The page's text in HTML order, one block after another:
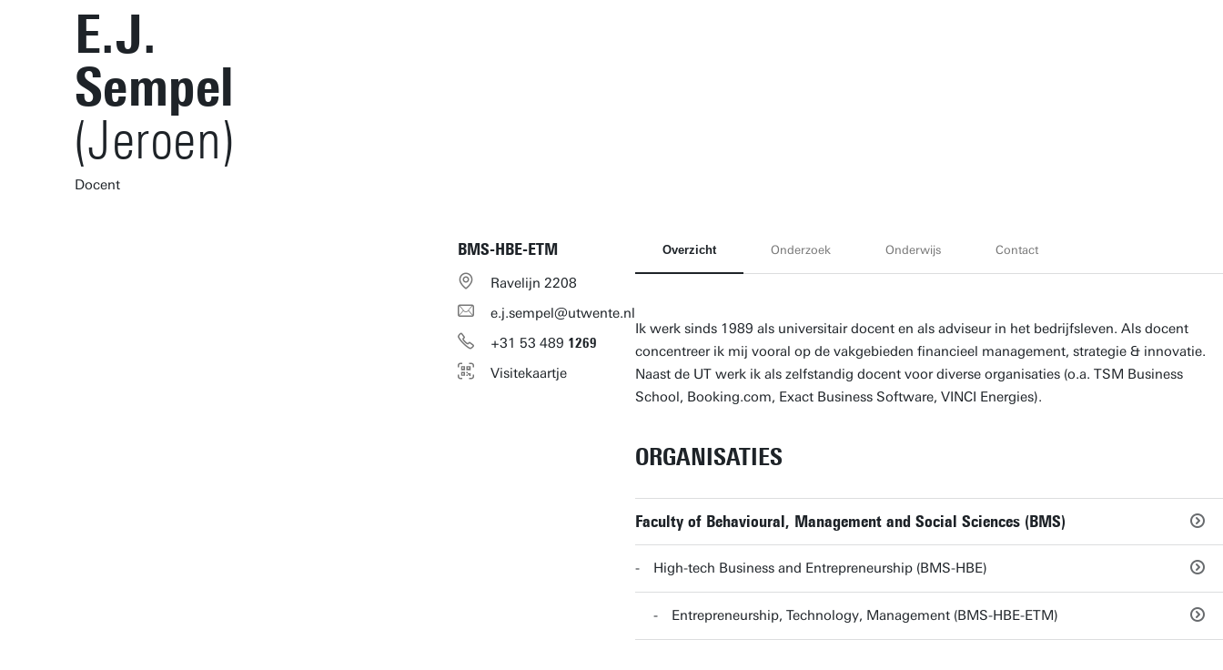
E.J.
Sempel
(Jeroen)
Docent
BMS-HBE-ETM
Ravelijn 2208
e.j.sempel@utwente.nl
+31 53 489 1269
Visitekaartje
Overzicht Onderzoek Onderwijs Contact
Ik werk sinds 1989 als universitair docent en als adviseur in het bedrijfsleven. Als docent
concentreer ik mij vooral op de vakgebieden financieel management, strategie & innovatie.
Naast de UT werk ik als zelfstandig docent voor diverse organisaties (o.a. TSM Business
School, Booking.com, Exact Business Software, VINCI Energies).
ORGANISATIES
Faculty of Behavioural, Management and Social Sciences (BMS)
High-tech Business and Entrepreneurship (BMS-HBE)
Entrepreneurship, Technology, Management (BMS-HBE-ETM)